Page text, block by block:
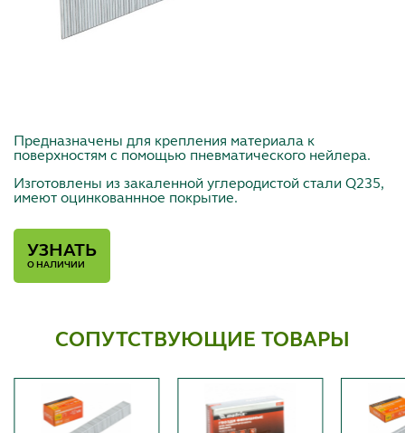
Предназначены для крепления материала к
поверхностям с помощью пневматического нейлера.
Изготовлены из закаленной углеродистой стали Q235,
имеют оцинкованнное покрытие.
УЗНАТЬ
О НАЛИЧИИ
СОПУТСТВУЮЩИЕ ТОВАРЫ